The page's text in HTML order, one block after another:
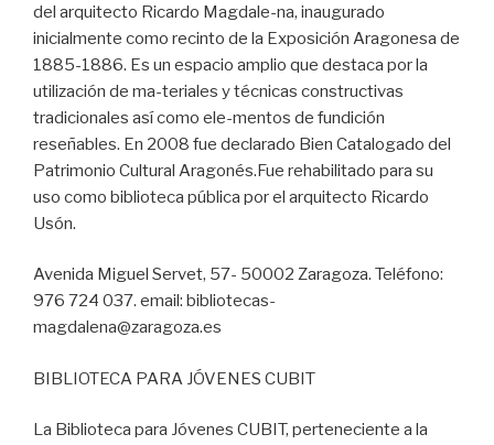
del arquitecto Ricardo Magdale-na, inaugurado
inicialmente como recinto de la Exposición Aragonesa de
1885-1886. Es un espacio amplio que destaca por la
utilización de ma-teriales y técnicas constructivas
tradicionales así como ele-mentos de fundición
reseñables. En 2008 fue declarado Bien Catalogado del
Patrimonio Cultural Aragonés.Fue rehabilitado para su
uso como biblioteca pública por el arquitecto Ricardo
Usón.
Avenida Miguel Servet, 57- 50002 Zaragoza. Teléfono:
976 724 037. email: bibliotecas-
magdalena@zaragoza.es
BIBLIOTECA PARA JÓVENES CUBIT
La Biblioteca para Jóvenes CUBIT, perteneciente a la